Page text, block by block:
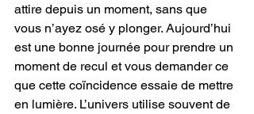
attire depuis un moment, sans que
vous n’ayez osé y plonger. Aujourd’hui
est une bonne journée pour prendre un
moment de recul et vous demander ce
que cette coïncidence essaie de mettre
en lumière. L’univers utilise souvent de